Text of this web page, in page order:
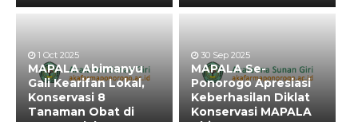
1 Oct 2025
MAPALA Abimanyu
Gali Kearifan Lokal,
Konservasi 8
Tanaman Obat di
30 Sep 2025
MAPALA Se-
Ponorogo Apresiasi
Keberhasilan Diklat
Konservasi MAPALA